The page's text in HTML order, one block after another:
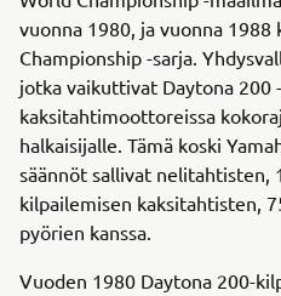
vuonna 1980, ja vuonna
Championship -sarja.
jotka vaikuttivat Daytona 200
kaksitahtimoottoreissa
halkaisijalle. Tämä koski
säännöt sallivat nelitahtisten,
kilpailemisen kaksitahtisten,
pyörien kanssa.
Vuoden 1980 Daytona 200-